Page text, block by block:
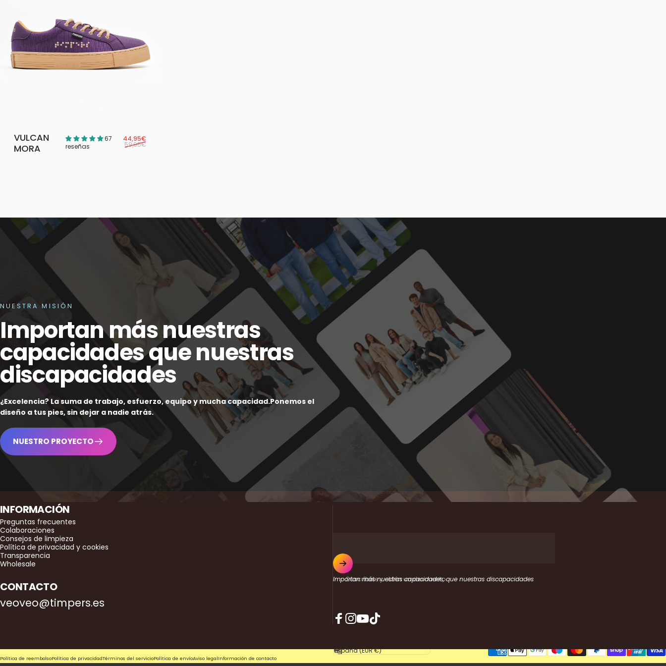
VULCAN
MORA
67
reseñas
Precio de oferta
44,95€Precio habitual
59,95€
NUESTRA MISIÓN
Importanmásnuestras
capacidadesquenuestras
discapacidades
¿Excelencia? La suma de trabajo, esfuerzo, equipo y mucha capacidad.Ponemos el
diseño a tus pies, sin dejar a nadie atrás.
NUESTRO PROYECTO
INFORMACIÓN
Preguntas frecuentes
Colaboraciones
Consejos de limpieza
Política de privacidad y cookies
Transparencia
Wholesale
CONTACTO
veoveo@timpers.es
Suscríbete y obtén un descuento
Importan más nuestras capacidades, que nuestras discapacidades
Política de reembolsoPolítica de privacidadTérminos del servicioPolítica de envíoAviso legalInformación de contacto
País/región